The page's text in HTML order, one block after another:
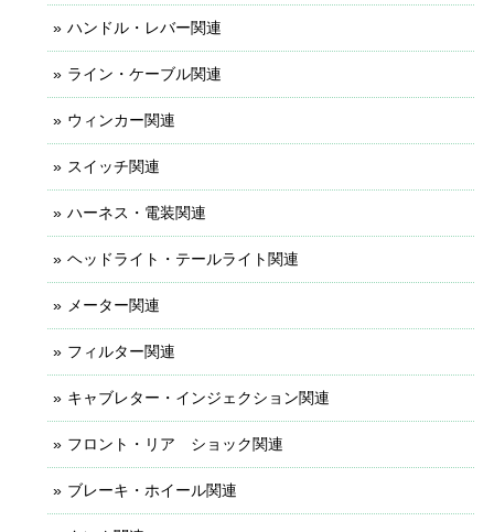
ハンドル・レバー関連
ライン・ケーブル関連
ウィンカー関連
スイッチ関連
ハーネス・電装関連
ヘッドライト・テールライト関連
メーター関連
フィルター関連
キャブレター・インジェクション関連
フロント・リア ショック関連
ブレーキ・ホイール関連